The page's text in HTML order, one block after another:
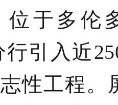
位于多伦
行引入近
性工程。